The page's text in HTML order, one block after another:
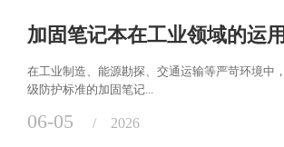
加固笔记本在工业领域的运
在工业制造、能源勘探、交通运输等严苛环境中
级防护标准的加固笔记...
06-05 / 2026